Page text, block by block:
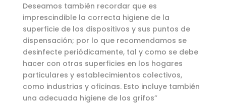
Deseamos también recordar que es
imprescindible la correcta higiene de la
superficie de los dispositivos y sus puntos de
dispensación; por lo que recomendamos se
desinfecte periódicamente, tal y como se debe
hacer con otras superficies en los hogares
particulares y establecimientos colectivos,
como industrias y oficinas. Esto incluye también
una adecuada higiene de los grifos”